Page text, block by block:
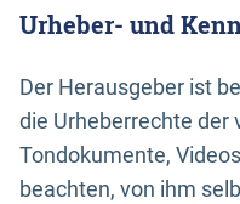
Urheber- und
Der Herausgeber ist
die Urheberrechte der
Tondokumente,
beachten, von ihm